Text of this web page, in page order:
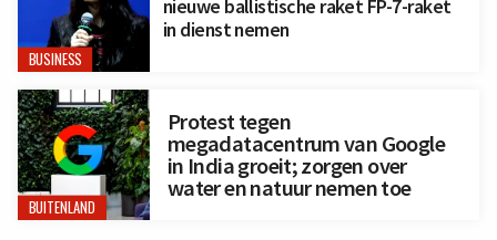
BUSINESS
nieuwe ballistische raket FP-7-raket
in dienst nemen
BUITENLAND
Protest tegen
megadatacentrum van Google
in India groeit; zorgen over
water en natuur nemen toe